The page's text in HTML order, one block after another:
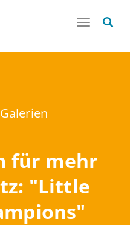
Toggle
Galerien
für mehr
"Little